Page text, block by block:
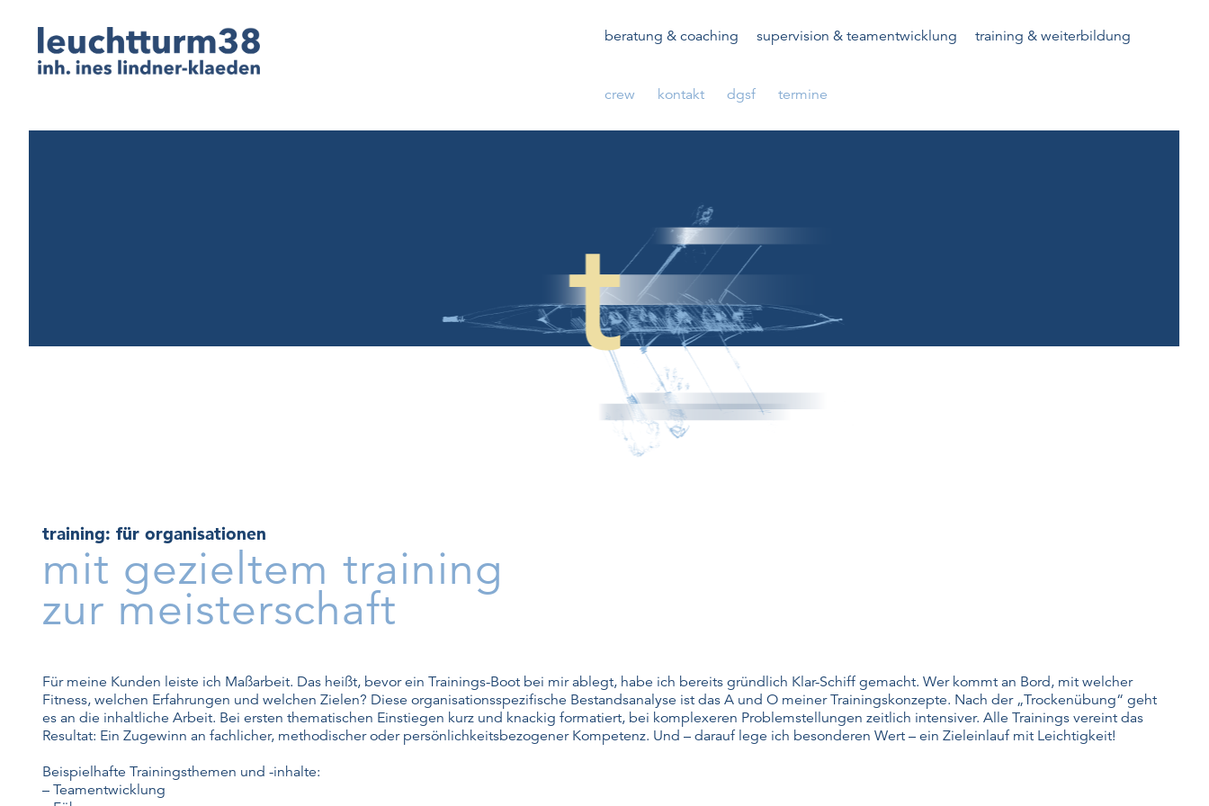
beratung & coaching supervision & teamentwicklung training & weiterbildung
crew kontakt dgsf termine
training: für organisationen
mit gezieltem training
zur meisterschaft
Für meine Kunden leiste ich Maßarbeit. Das heißt, bevor ein Trainings-Boot bei mir ablegt, habe ich bereits gründlich Klar-Schiff gemacht. Wer kommt an Bord, mit welcher
Fitness, welchen Erfahrungen und welchen Zielen? Diese organisationsspezifische Bestandsanalyse ist das A und O meiner Trainingskonzepte. Nach der „Trockenübung“ geht
es an die inhaltliche Arbeit. Bei ersten thematischen Einstiegen kurz und knackig formatiert, bei komplexeren Problemstellungen zeitlich intensiver. Alle Trainings vereint das
Resultat: Ein Zugewinn an fachlicher, methodischer oder persönlichkeitsbezogener Kompetenz. Und – darauf lege ich besonderen Wert – ein Zieleinlauf mit Leichtigkeit!
Beispielhafte Trainingsthemen und -inhalte:
– Teamentwicklung